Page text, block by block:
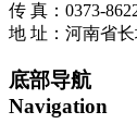
传 真：0373-
地 址：河南省
底部导航
Navigation